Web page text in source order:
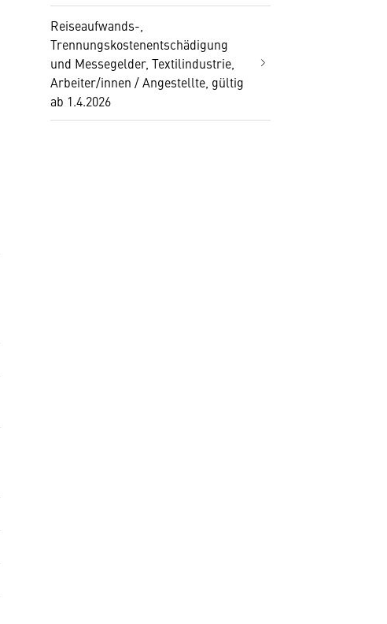
Reiseaufwands-,
Trennungskostenentschädigung
und Messegelder, Textilindustrie,
Arbeiter/innen / Angestellte, gültig
ab 1.4.2026